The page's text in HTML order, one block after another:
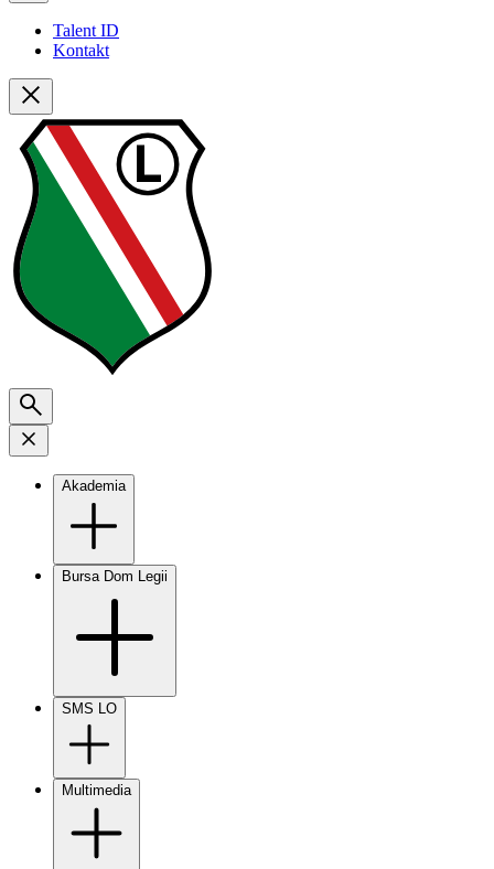
Talent ID
Kontakt
Akademia
Bursa Dom Legii
SMS LO
Multimedia